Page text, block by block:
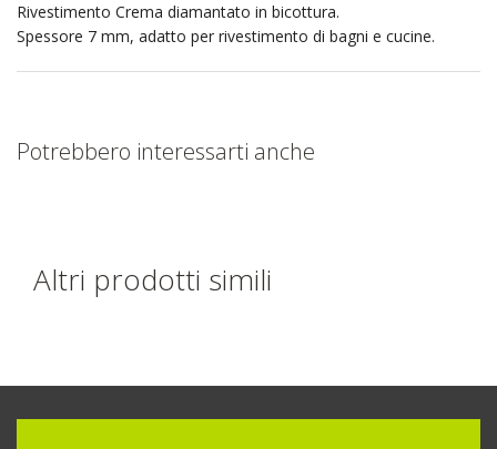
Rivestimento Crema diamantato in bicottura.
Spessore 7 mm, adatto per rivestimento di bagni e cucine.
Potrebbero interessarti anche
Altri prodotti simili